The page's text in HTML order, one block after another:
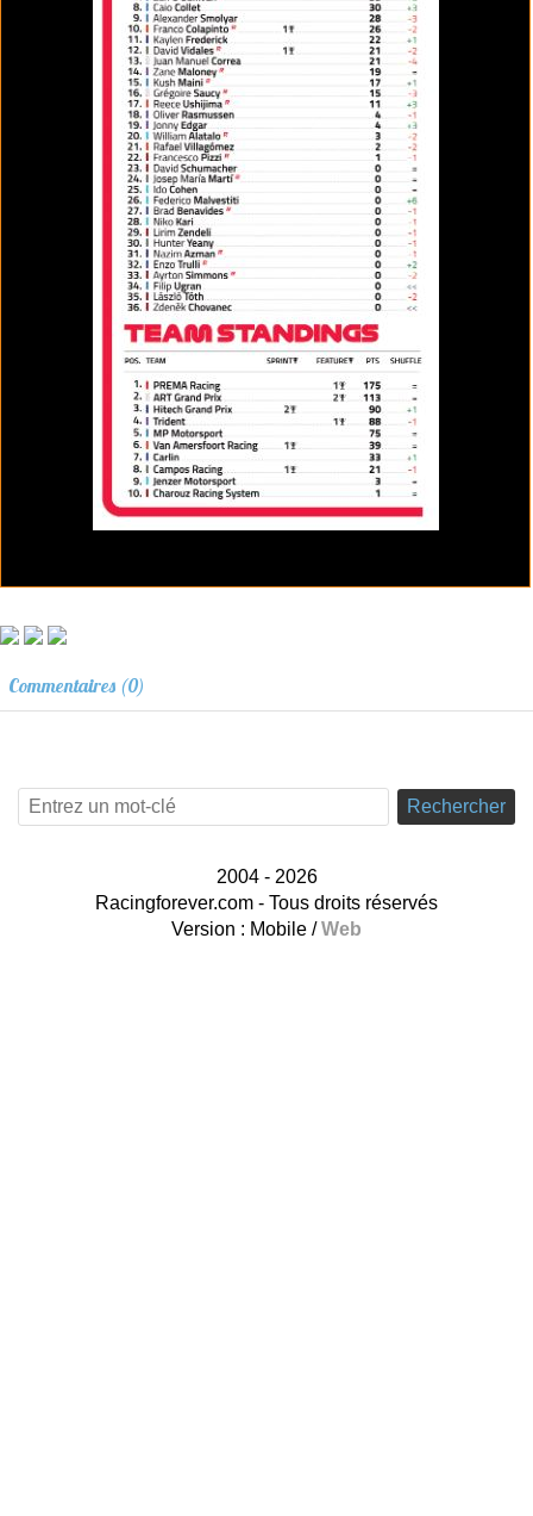
Commentaires (0)
Rechercher
2004 - 2026
Racingforever.com - Tous droits réservés
Version : Mobile /Web